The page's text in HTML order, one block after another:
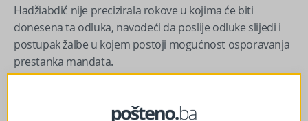
Hadžiabdić nije precizirala rokove u kojima će biti
donesena ta odluka, navodeći da poslije odluke slijedi i
postupak žalbe u kojem postoji mogućnost osporavanja
prestanka mandata.
ona bude potvrđena kao pravosnažna, odnosno